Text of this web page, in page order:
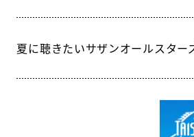
夏に聴きたいサザンオールスター